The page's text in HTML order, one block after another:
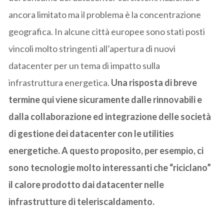
ancora limitato ma il problema è la concentrazione
geografica. In alcune città europee sono stati posti
vincoli molto stringenti all’apertura di nuovi
datacenter per un tema di impatto sulla
infrastruttura energetica. Una risposta di breve
termine qui viene sicuramente dalle rinnovabili e
dalla collaborazione ed integrazione delle società
di gestione dei datacenter con le utilities
energetiche. A questo proposito, per esempio, ci
sono tecnologie molto interessanti che “riciclano”
il calore prodotto dai datacenter nelle
infrastrutture di teleriscaldamento.